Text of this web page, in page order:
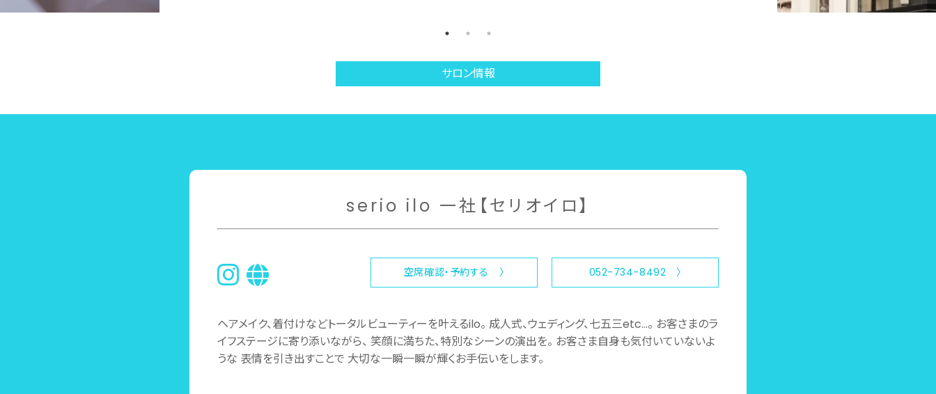
サロン情報
serio ilo 一社【セリオイロ】
空席確認・予約する 〉 052-734-8492 〉
ヘアメイク、着付けなどトータルビューティーを叶えるilo。 成人式、ウェディング、七五三etc…。 お客さまのラ
イフステージに寄り添いながら、 笑顔に満ちた、特別なシーンの演出を。 お客さま自身も気付いていないよ
うな 表情を引き出すことで 大切な一瞬一瞬が輝くお手伝いをします。